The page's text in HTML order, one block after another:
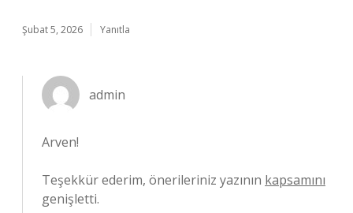
Şubat 5, 2026 Yanıtla
admin
Arven!
Teşekkür ederim, önerileriniz yazının kapsamını
genişletti.